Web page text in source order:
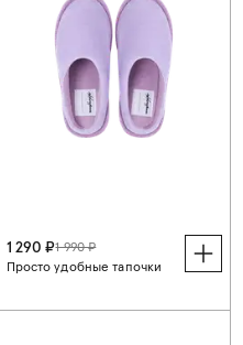
1 290 ₽1 990 ₽
Просто удобные тапочки